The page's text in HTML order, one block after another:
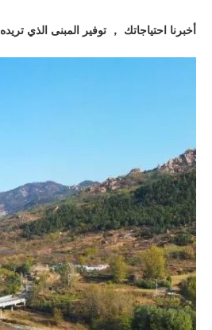
أخبرنا احتياجاتك ， توفير المبنى الذي تريده